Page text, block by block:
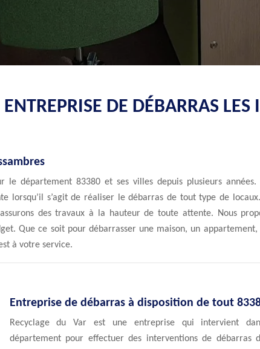
ENTREPRISE DE DÉBARRAS
le département 83380 et ses villes depuis plusieurs
lorsqu’il s’agit de réaliser le débarras de tout type de
des travaux à la hauteur de toute attente. Nous
Que ce soit pour débarrasser une maison, un
à votre service.
Entreprise de débarras à disposition de tout
Recyclage du Var est une entreprise qui intervient
département pour effectuer des interventions de débarras